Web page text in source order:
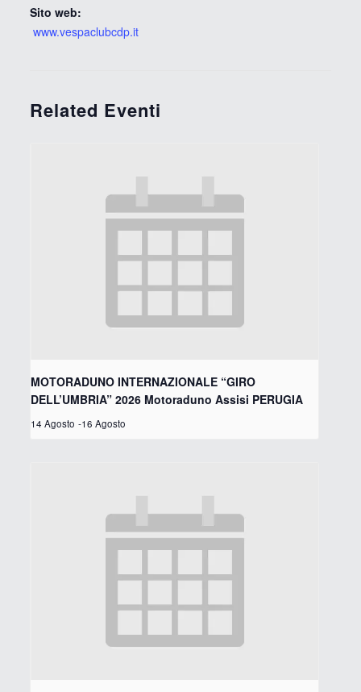
Sito web:
www.vespaclubcdp.it
Related Eventi
MOTORADUNO INTERNAZIONALE “GIRO
DELL’UMBRIA” 2026 Motoraduno Assisi PERUGIA
14 Agosto -16 Agosto